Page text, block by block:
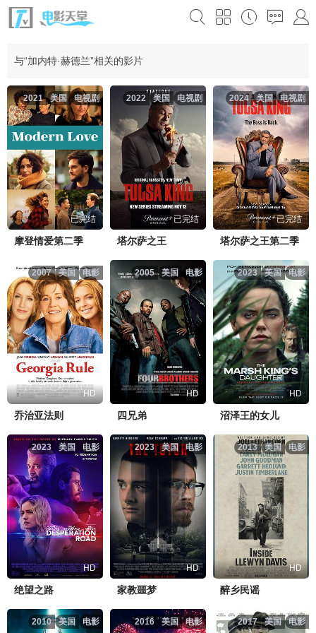
与“加内特·赫德兰”相关的影片
电视剧
美国
2021
已完结
摩登情爱第二季
电视剧
美国
2022
已完结
塔尔萨之王
电视剧
美国
2024
已完结
塔尔萨之王第二季
电影
美国
2007
HD
乔治亚法则
电影
美国
2005
HD
四兄弟
电影
美国
2023
HD
沼泽王的女儿
电影
美国
2023
HD
绝望之路
电影
美国
2023
HD
家教噩梦
电影
美国
2013
HD
醉乡民谣
电影
美国
2010 电影
美国
2016 电影
美国
2017